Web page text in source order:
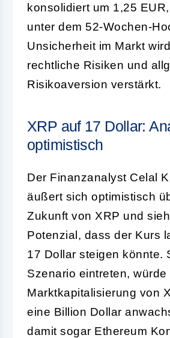
konsolidiert um 1,25
unter dem 52-Wochen-
Unsicherheit im Markt
rechtliche Risiken und
Risikoaversion verstärkt.
XRP auf 17 Dollar:
optimistisch
Der Finanzanalyst Celal
äußert sich optimistisch
Zukunft von XRP und
Potenzial, dass der Kurs
17 Dollar steigen könnte.
Szenario eintreten, würde
Marktkapitalisierung von
eine Billion Dollar
damit sogar Ethereum